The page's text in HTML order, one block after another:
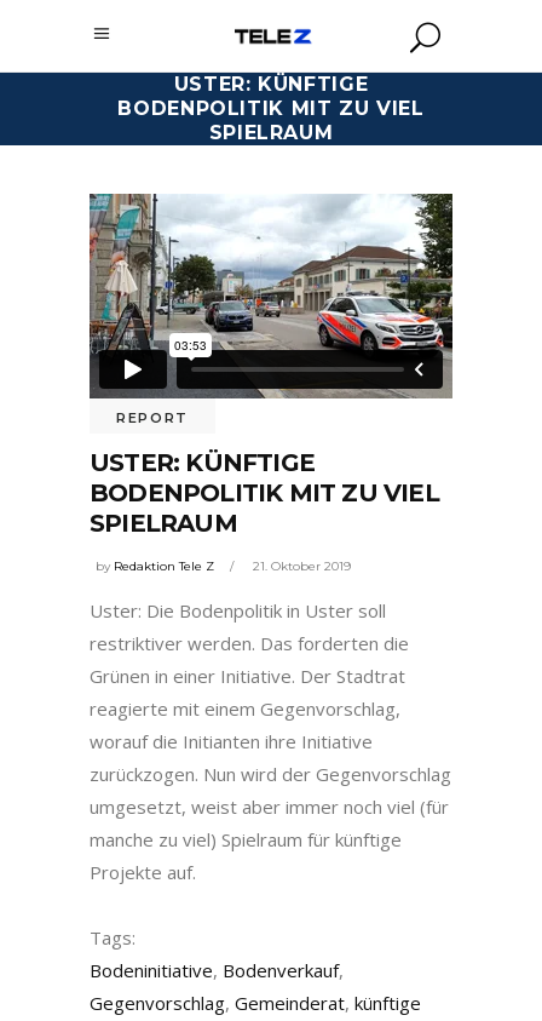
USTER: KÜNFTIGE
BODENPOLITIK MIT ZU VIEL
SPIELRAUM
REPORT
USTER: KÜNFTIGE
BODENPOLITIK MIT ZU VIEL
SPIELRAUM
by Redaktion Tele Z 21. Oktober 2019
Uster: Die Bodenpolitik in Uster soll
restriktiver werden. Das forderten die
Grünen in einer Initiative. Der Stadtrat
reagierte mit einem Gegenvorschlag,
worauf die Initianten ihre Initiative
zurückzogen. Nun wird der Gegenvorschlag
umgesetzt, weist aber immer noch viel (für
manche zu viel) Spielraum für künftige
Projekte auf.
Tags:
Bodeninitiative, Bodenverkauf,
Gegenvorschlag, Gemeinderat, künftige